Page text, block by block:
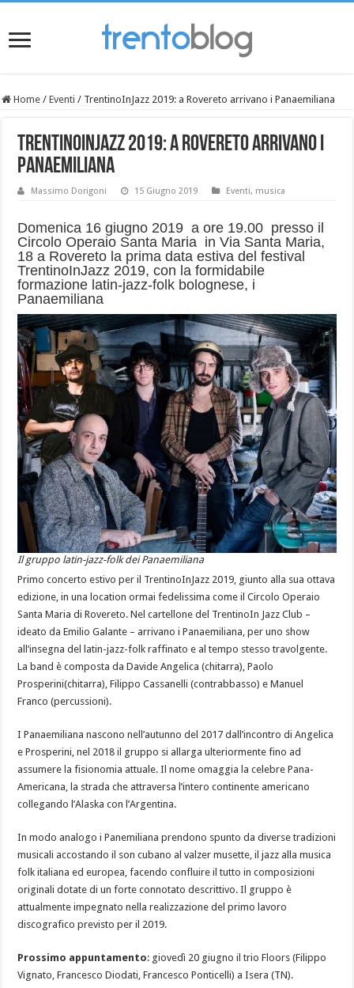
Home / Eventi / TrentinoInJazz 2019: a Rovereto arrivano i Panaemiliana
TrentinoInJazz 2019: a Rovereto arrivano i
Panaemiliana
Massimo Dorigoni 15 Giugno 2019 Eventi, musica
Domenica 16 giugno 2019 a ore 19.00 presso il
Circolo Operaio Santa Maria in Via Santa Maria,
18 a Rovereto la prima data estiva del festival
TrentinoInJazz 2019, con la formidabile
formazione latin-jazz-folk bolognese, i
Panaemiliana
Il gruppo latin-jazz-folk dei Panaemiliana
Primo concerto estivo per il TrentinoInJazz 2019, giunto alla sua ottava
edizione, in una location ormai fedelissima come il Circolo Operaio
Santa Maria di Rovereto. Nel cartellone del TrentinoIn Jazz Club –
ideato da Emilio Galante – arrivano i Panaemiliana, per uno show
all’insegna del latin-jazz-folk raffinato e al tempo stesso travolgente.
La band è composta da Davide Angelica (chitarra), Paolo
Prosperini(chitarra), Filippo Cassanelli (contrabbasso) e Manuel
Franco (percussioni).
I Panaemiliana nascono nell’autunno del 2017 dall’incontro di Angelica
e Prosperini, nel 2018 il gruppo si allarga ulteriormente fino ad
assumere la fisionomia attuale. Il nome omaggia la celebre Pana-
Americana, la strada che attraversa l’intero continente americano
collegando l’Alaska con l’Argentina.
In modo analogo i Panemiliana prendono spunto da diverse tradizioni
musicali accostando il son cubano al valzer musette, il jazz alla musica
folk italiana ed europea, facendo confluire il tutto in composizioni
originali dotate di un forte connotato descrittivo. Il gruppo è
attualmente impegnato nella realizzazione del primo lavoro
discografico previsto per il 2019.
Prossimo appuntamento: giovedì 20 giugno il trio Floors (Filippo
Vignato, Francesco Diodati, Francesco Ponticelli) a Isera (TN).